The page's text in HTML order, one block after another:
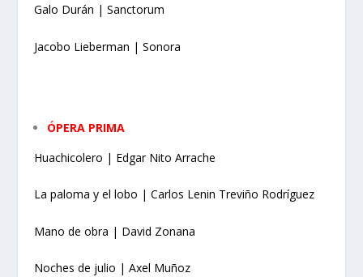
Galo Durán | Sanctorum
Jacobo Lieberman | Sonora
ÓPERA PRIMA
Huachicolero | Edgar Nito Arrache
La paloma y el lobo | Carlos Lenin Treviño Rodríguez
Mano de obra | David Zonana
Noches de julio | Axel Muñoz